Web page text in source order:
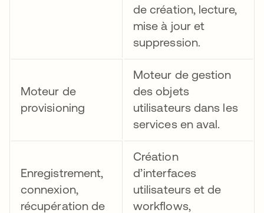
de création, lecture,
mise à jour et
suppression.
Moteur de
provisioning
Moteur de gestion
des objets
utilisateurs dans les
services en aval.
Enregistrement,
connexion,
récupération de
Création
d’interfaces
utilisateurs et de
workflows,